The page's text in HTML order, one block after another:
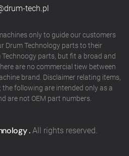
tech.pl
only to guide our customers
Drum Technology parts to their
parts, but fit a broad and
are no commercial tiew between
brand. Disclaimer relating items,
following are intended only as a
are not OEM part numbers.
.All rights reserved.